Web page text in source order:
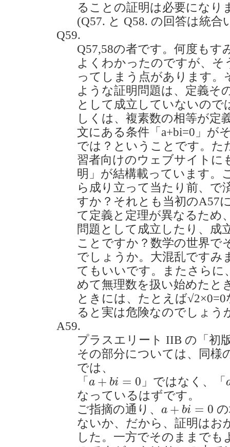
ることの証明は必要になり
(Q57. と Q58. の回答は統合
Q59.
Q57,58の者です。何度も
よくわかったのですが、そ
ってしまう点があります。
ような証明問題は、定義そ
として成立していないの
しくは、複素数の相等が定
文にある条件「a+bi=0」が
では？ということです。た
習者向けのウェブサイトに
明」が結構載っています。
ら成り立って当たり前、
すか？それとも当初のA57
て定義と定理が異なるため
問題として成立したり、成
ことですか？数学の世界で
でしょうか。大混乱ですみ
てもいいです。またさらに
めて無理数を扱い始めたと
ときには、たとえば
ると実は危険なのでしょう
A59.
プラスエリート IIB の「初
その部分については、同様
では、
「 a + bi = 0
a+b i= 」ではなく、「
なっているはずです。
ご指摘の通り、 a + bi = 0
a+bi=0
ないか、だから、証明はお
した。一方でそのままで